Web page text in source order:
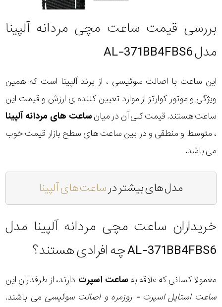
بررسی قیمت ساعت مچی مردانه آلپینا
مدل AL-371BB4FBS6
این ساعت با اصالت سوئیسی ، از برند آلپینا است که همین
ویژگی و موتور کوارتز از موارد تعیین کننده ی ارزش و قیمت این
ساعت هستند. قیمت کلی آن در میانساعت های مردانه آلپینا
، متوسط و منطقی و در بین ساعت های سطح بازار قیمت خوب
می باشد.
مدل های بیشتر درساعت های آلپینا
خریداران ساعت مچی مردانه آلپینا مدل
AL-371BB4FBS6 چه افرادی هستند؟
معمولا کسانی که علاقه به ساعت اسپرت دارند، از طرفداران این
ساعت استایل اسپرت - روزمره و اصالت سوئیسی می باشند.